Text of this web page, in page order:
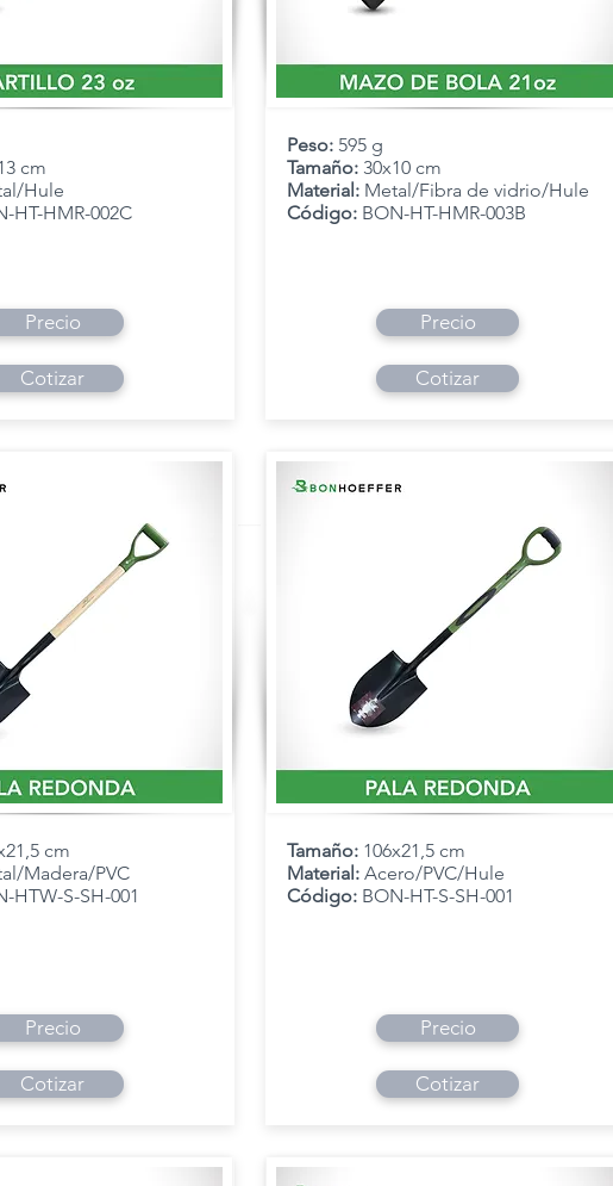
cm
Hule
HT-HMR-002C
Precio
Cotizar
cm
Madera/PVC
HTW-S-SH-001
Precio
Cotizar
Peso: 595 g
Tamaño: 30x10 cm
Material: Metal/Fibra de vidrio/Hule
Código: BON-HT-HMR-003B
Precio
Cotizar
Tamaño: 106x21,5 cm
Material: Acero/PVC/Hule
Código: BON-HT-S-SH-001
Precio
Cotizar